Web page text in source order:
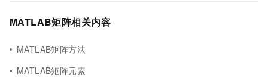
MATLAB矩阵相关内容
MATLAB矩阵方法
MATLAB矩阵元素